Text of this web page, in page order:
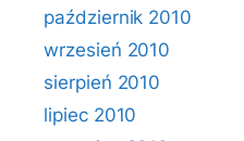
październik 2010
wrzesień 2010
sierpień 2010
lipiec 2010